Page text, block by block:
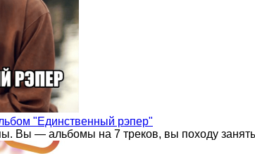
"Единственный рэпер"
Вы — альбомы на 7 треков, вы походу